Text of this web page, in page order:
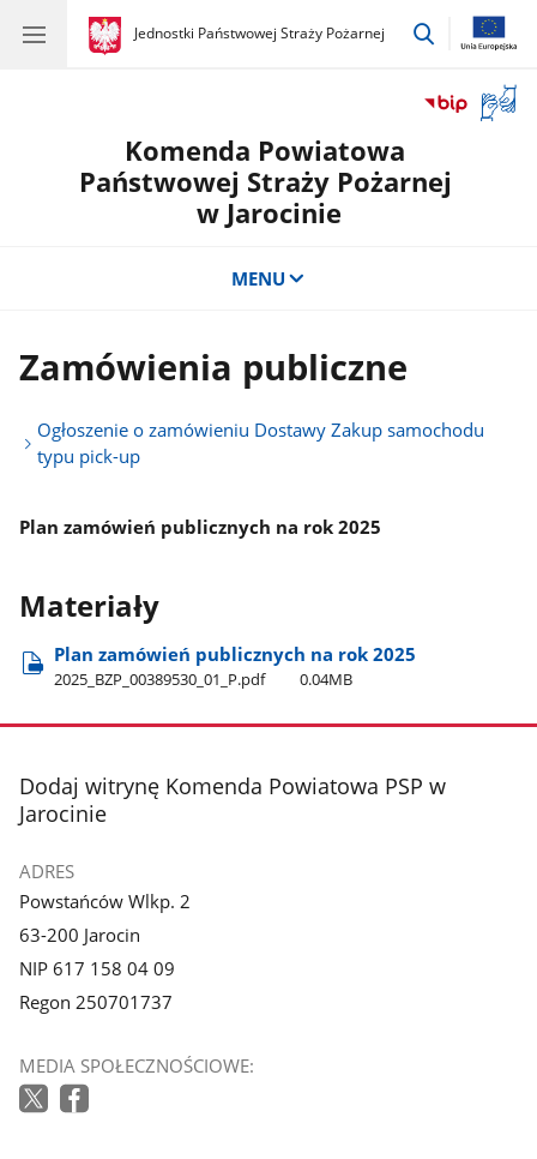
gov.pl
Jednostki Państwowej Straży Pożarnej
gov.pl
Jednostki
przejdź
okno
Komenda Powiatowa
Państwowej Straży Pożarnej
w Jarocinie
MENU
Zamówienia publiczne
Ogłoszenie o zamówieniu Dostawy Zakup samochodu
typu pick-up
Plan zamówień publicznych na rok 2025
Materiały
Plan zamówień publicznych na rok 2025
2025​_BZP​_00389530​_01​_P.pdf 0.04MB
stopka
Dodaj witrynę Komenda Powiatowa PSP w
Jarocinie
ADRES
Powstańców Wlkp. 2
63-200 Jarocin
NIP 617 158 04 09
Regon 250701737
MEDIA SPOŁECZNOŚCIOWE: